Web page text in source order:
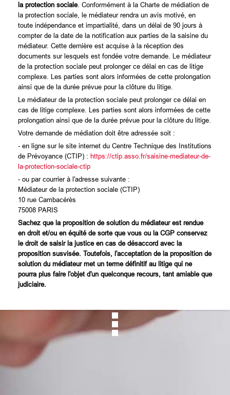
la protection sociale. Conformément à la Charte de médiation de
la protection sociale, le médiateur rendra un avis motivé, en
toute indépendance et impartialité, dans un délai de 90 jours à
compter de la date de la notification aux parties de la saisine du
médiateur. Cette dernière est acquise à la réception des
documents sur lesquels est fondée votre demande. Le médiateur
de la protection sociale peut prolonger ce délai en cas de litige
complexe. Les parties sont alors informées de cette prolongation
ainsi que de la durée prévue pour la clôture du litige.
Le médiateur de la protection sociale peut prolonger ce délai en
cas de litige complexe. Les parties sont alors informées de cette
prolongation ainsi que de la durée prévue pour la clôture du litige.
Votre demande de médiation doit être adressée soit :
- en ligne sur le site internet du Centre Technique des Institutions
de Prévoyance (CTIP) : https://ctip.asso.fr/saisine-mediateur-de-
la-protection-sociale-ctip
- ou par courrier à l'adresse suivante :
Médiateur de la protection sociale (CTIP)
10 rue Cambacérès
75008 PARIS
Sachez que la proposition de solution du médiateur est rendue
en droit et/ou en équité de sorte que vous ou la CGP conservez
le droit de saisir la justice en cas de désaccord avec la
proposition susvisée. Toutefois, l'acceptation de la proposition de
solution du médiateur met un terme définitif au litige qui ne
pourra plus faire l'objet d'un quelconque recours, tant amiable que
judiciaire.